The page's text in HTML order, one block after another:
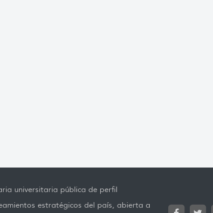
universitaria pública de perfil
estratégicos del país, abierta a